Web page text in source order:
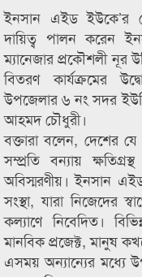
ইনসান এইড ইউকে’র
দায়িত্ব পালন করেন
ম্যানেজার প্রকৌশলী নূর
বিতরণ কার্যক্রমের
উপজেলার ৬ নং সদর
আহমদ চৌধুরী।
বক্তারা বলেন, দেশের
সম্প্রতি বন্যায়
অবিস্মরণীয়। ইনসান
সংস্থা, যারা নিজেদের
কল্যাণে নিবেদিত।
মানবিক প্রজেক্ট, মানুষ
এসময় অন্যান্যের মধ্যে